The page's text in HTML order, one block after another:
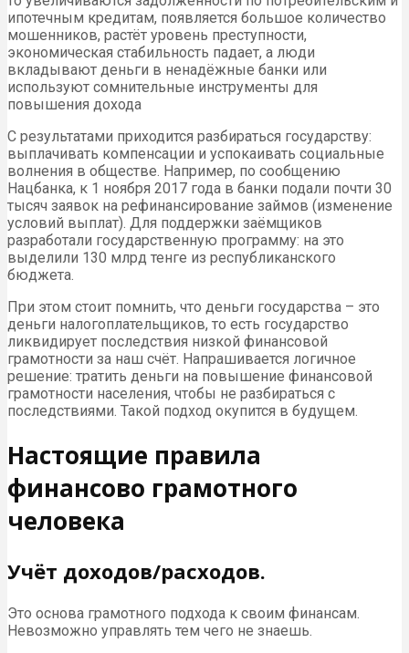
ипотечным кредитам, появляется большое количество
мошенников, растёт уровень преступности,
экономическая стабильность падает, а люди
вкладывают деньги в ненадёжные банки или
используют сомнительные инструменты для
повышения дохода
С результатами приходится разбираться государству:
выплачивать компенсации и успокаивать социальные
волнения в обществе. Например, по сообщению
Нацбанка, к 1 ноября 2017 года в банки подали почти 30
тысяч заявок на рефинансирование займов (изменение
условий выплат). Для поддержки заёмщиков
разработали государственную программу: на это
выделили 130 млрд тенге из республиканского
бюджета.
При этом стоит помнить, что деньги государства – это
деньги налогоплательщиков, то есть государство
ликвидирует последствия низкой финансовой
грамотности за наш счёт. Напрашивается логичное
решение: тратить деньги на повышение финансовой
грамотности населения, чтобы не разбираться с
последствиями. Такой подход окупится в будущем.
Настоящие правила
финансово грамотного
человека
Учёт доходов/расходов.
Это основа грамотного подхода к своим финансам.
Невозможно управлять тем чего не знаешь.